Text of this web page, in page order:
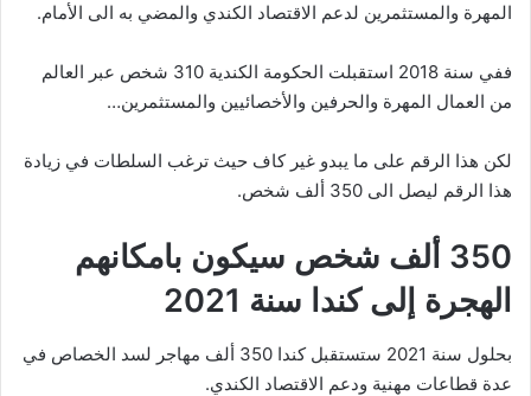
المهرة والمستثمرين لدعم الاقتصاد الكندي والمضي به الى الأمام.
ففي سنة 2018 استقبلت الحكومة الكندية 310 شخص عبر العالم
من العمال المهرة والحرفين والأخصائيين والمستثمرين…
لكن هذا الرقم على ما يبدو غير كاف حيث ترغب السلطات في زيادة
هذا الرقم ليصل الى 350 ألف شخص.
350 ألف شخص سيكون بامكانهم
الهجرة إلى كندا سنة 2021
بحلول سنة 2021 ستستقبل كندا 350 ألف مهاجر لسد الخصاص في
عدة قطاعات مهنية ودعم الاقتصاد الكندي.